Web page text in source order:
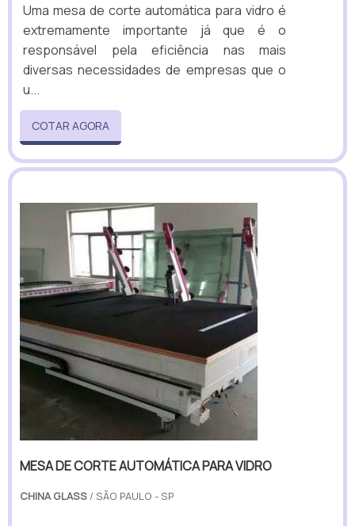
Uma mesa de corte automática para vidro é
extremamente importante já que é o
responsável pela eficiência nas mais
diversas necessidades de empresas que o
u...
COTAR AGORA
MESA DE CORTE AUTOMÁTICA PARA VIDRO
CHINA GLASS / SÃO PAULO - SP